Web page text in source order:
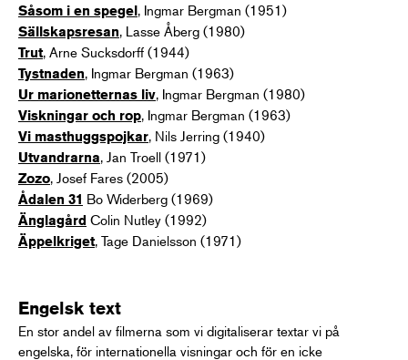
Såsom i en spegel, Ingmar Bergman (1951)
Sällskapsresan, Lasse Åberg (1980)
Trut, Arne Sucksdorff (1944)
Tystnaden, Ingmar Bergman (1963)
Ur marionetternas liv, Ingmar Bergman (1980)
Viskningar och rop, Ingmar Bergman (1963)
Vi masthuggspojkar, Nils Jerring (1940)
Utvandrarna, Jan Troell (1971)
Zozo, Josef Fares (2005)
Ådalen 31 Bo Widerberg (1969)
Änglagård Colin Nutley (1992)
Äppelkriget, Tage Danielsson (1971)
Engelsk text
En stor andel av filmerna som vi digitaliserar textar vi på
engelska, för internationella visningar och för en icke